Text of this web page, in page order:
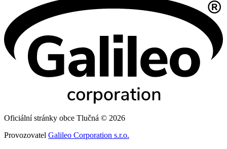
Oficiální stránky obce Tlučná © 2026
Provozovatel Galileo Corporation s.r.o.